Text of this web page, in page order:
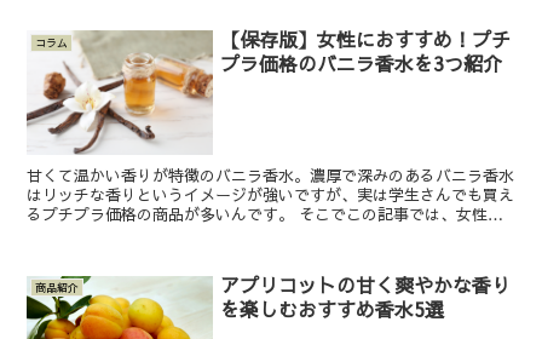
コラム
【保存版】女性におすすめ！プチ
プラ価格のバニラ香水を3つ紹介
甘くて温かい香りが特徴のバニラ香水。濃厚で深みのあるバニラ香水
はリッチな香りというイメージが強いですが、実は学生さんでも買え
るプチプラ価格の商品が多いんです。 そこでこの記事では、女性に
商品紹介
アプリコットの甘く爽やかな香り
を楽しむおすすめ香水5選